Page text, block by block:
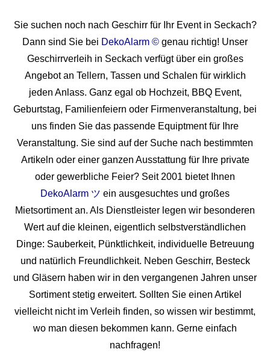
Sie suchen noch nach Geschirr für Ihr Event in Seckach?
Dann sind Sie bei DekoAlarm © genau richtig! Unser
Geschirrverleih in Seckach verfügt über ein großes
Angebot an Tellern, Tassen und Schalen für wirklich
jeden Anlass. Ganz egal ob Hochzeit, BBQ Event,
Geburtstag, Familienfeiern oder Firmenveranstaltung, bei
uns finden Sie das passende Equiptment für Ihre
Veranstaltung. Sie sind auf der Suche nach bestimmten
Artikeln oder einer ganzen Ausstattung für Ihre private
oder gewerbliche Feier? Seit 2001 bietet Ihnen
DekoAlarm ツ ein ausgesuchtes und großes
Mietsortiment an. Als Dienstleister legen wir besonderen
Wert auf die kleinen, eigentlich selbstverständlichen
Dinge: Sauberkeit, Pünktlichkeit, individuelle Betreuung
und natürlich Freundlichkeit. Neben Geschirr, Besteck
und Gläsern haben wir in den vergangenen Jahren unser
Sortiment stetig erweitert. Sollten Sie einen Artikel
vielleicht nicht im Verleih finden, so wissen wir bestimmt,
wo man diesen bekommen kann. Gerne einfach
nachfragen!